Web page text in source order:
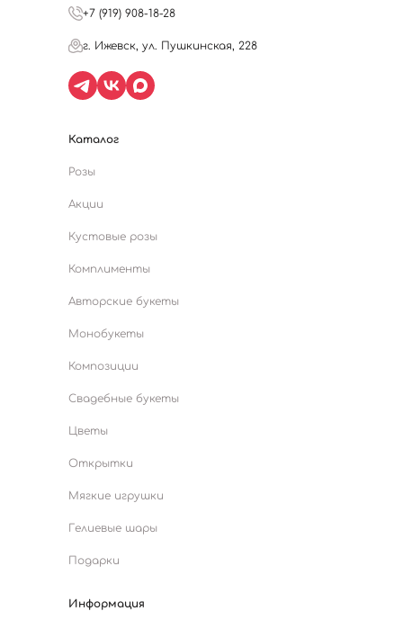
+7 (919) 908-18-28
г. Ижевск, ул. Пушкинская, 228
Каталог
Розы
Акции
Кустовые розы
Комплименты
Авторские букеты
Монобукеты
Композиции
Свадебные букеты
Цветы
Открытки
Мягкие игрушки
Гелиевые шары
Подарки
Информация